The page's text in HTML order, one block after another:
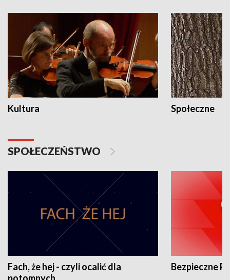
Kultura Społeczne
SPOŁECZEŃSTWO
Fach, że hej - czyli ocalić dla
Bezpieczne